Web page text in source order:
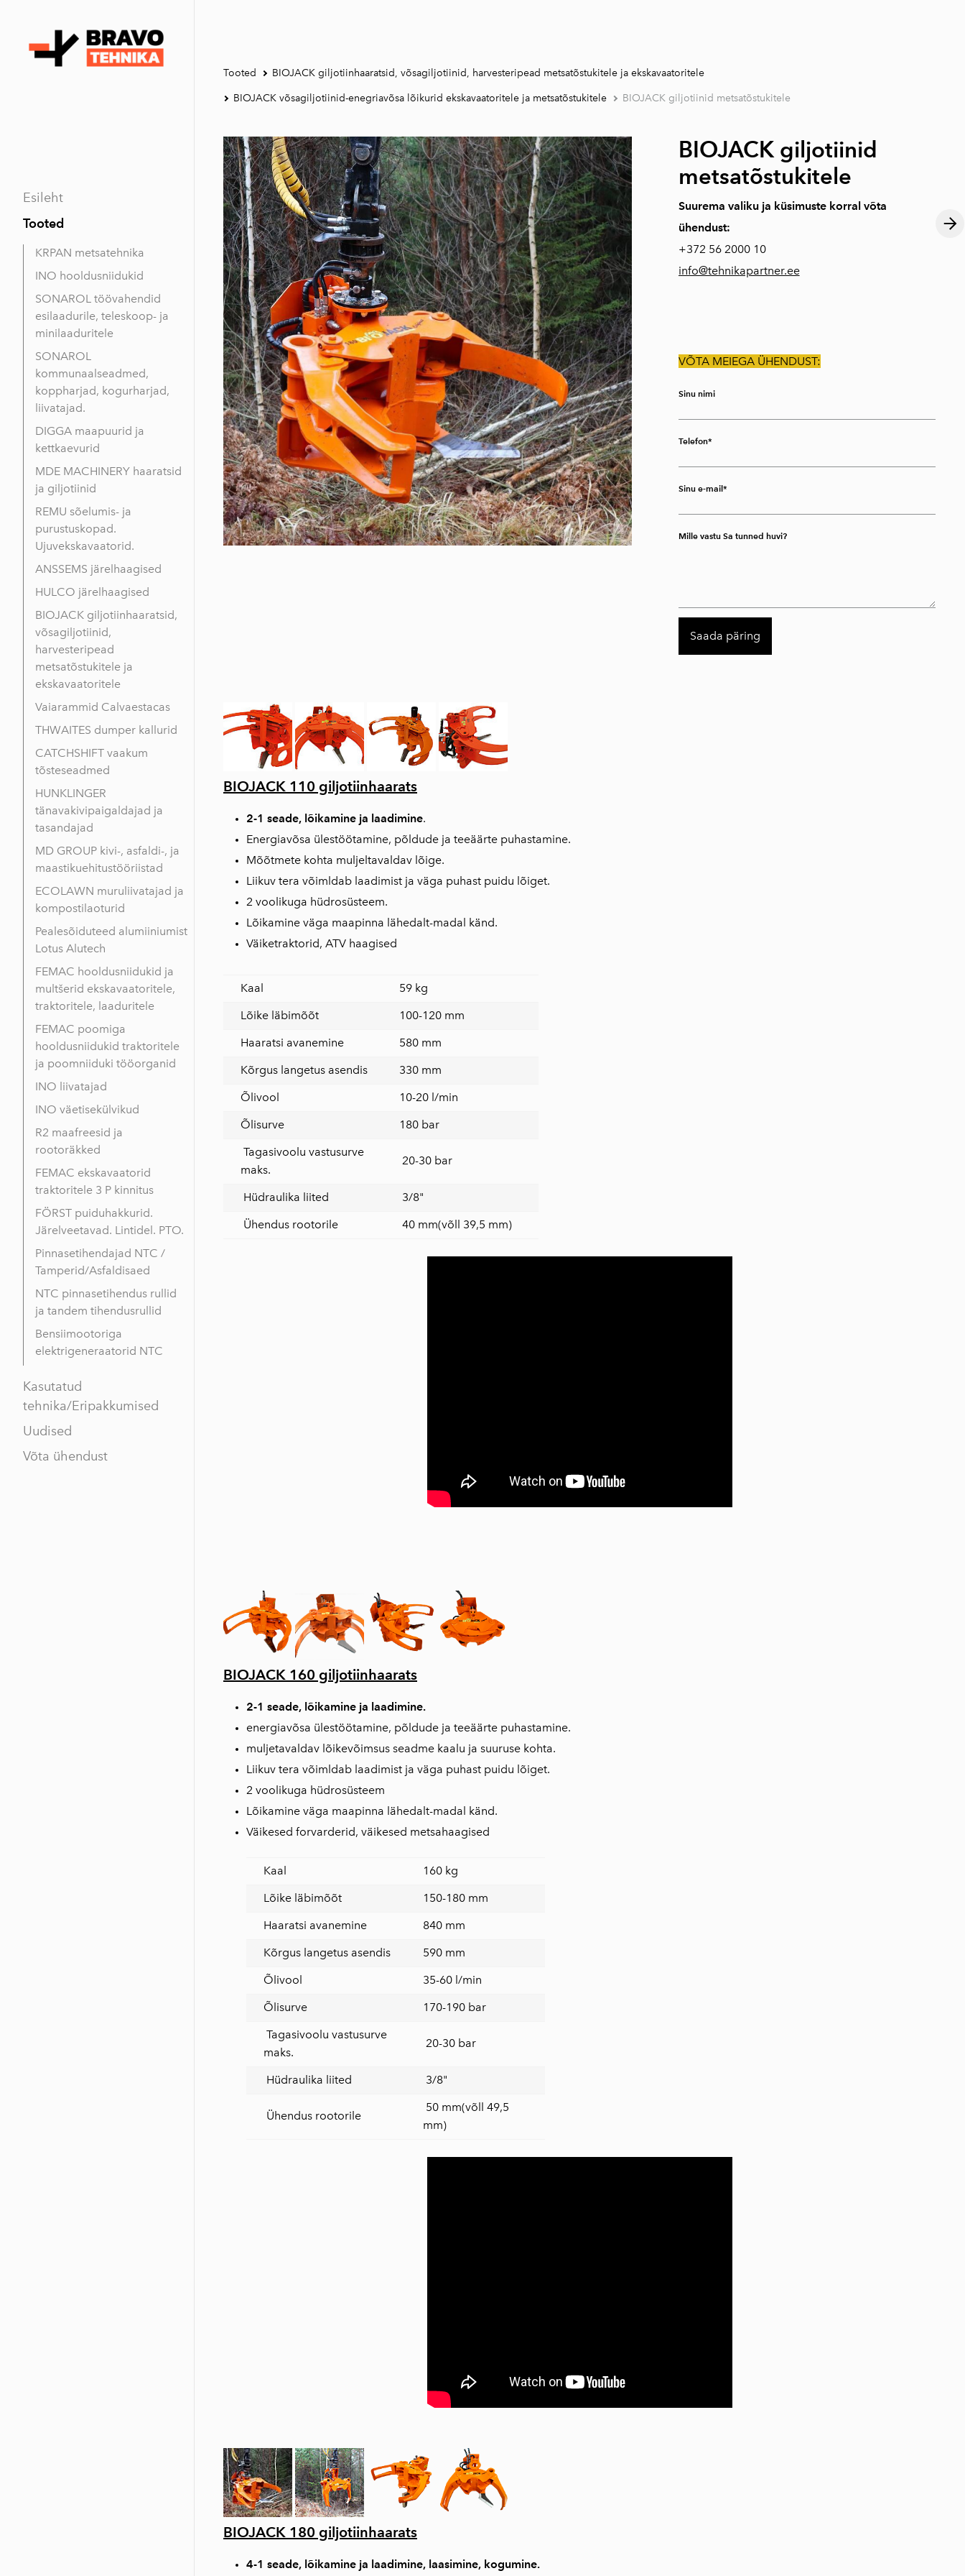
Esileht
Tooted
KRPAN metsatehnika
INO hooldusniidukid
SONAROL töövahendid
esilaadurile, teleskoop- ja
minilaaduritele
SONAROL
kommunaalseadmed,
koppharjad, kogurharjad,
liivatajad.
DIGGA maapuurid ja
kettkaevurid
MDE MACHINERY haaratsid
ja giljotiinid
REMU sõelumis- ja
purustuskopad.
Ujuvekskavaatorid.
ANSSEMS järelhaagised
HULCO järelhaagised
BIOJACK giljotiinhaaratsid,
võsagiljotiinid,
harvesteripead
metsatõstukitele ja
ekskavaatoritele
Vaiarammid Calvaestacas
THWAITES dumper kallurid
CATCHSHIFT vaakum
tõsteseadmed
HUNKLINGER
tänavakivipaigaldajad ja
tasandajad
MD GROUP kivi-, asfaldi-, ja
maastikuehitustööriistad
ECOLAWN muruliivatajad ja
kompostilaoturid
Pealesõiduteed alumiiniumist
Lotus Alutech
FEMAC hooldusniidukid ja
multšerid ekskavaatoritele,
traktoritele, laaduritele
FEMAC poomiga
hooldusniidukid traktoritele
ja poomniiduki tööorganid
INO liivatajad
INO väetisekülvikud
R2 maafreesid ja
rootoräkked
FEMAC ekskavaatorid
traktoritele 3 P kinnitus
FÖRST puiduhakkurid.
Järelveetavad. Lintidel. PTO.
Pinnasetihendajad NTC /
Tamperid/Asfaldisaed
NTC pinnasetihendus rullid
ja tandem tihendusrullid
Bensiimootoriga
elektrigeneraatorid NTC
Kasutatud
tehnika/Eripakkumised
Uudised
Võta ühendust
Tooted BIOJACK giljotiinhaaratsid, võsagiljotiinid, harvesteripead metsatõstukitele ja ekskavaatoritele
BIOJACK võsagiljotiinid-enegriavõsa lõikurid ekskavaatoritele ja metsatõstukitele BIOJACK giljotiinid metsatõstukitele
BIOJACK giljotiinid
metsatõstukitele
Suurema valiku ja küsimuste korral võta
ühendust:
+372 56 2000 10
info@tehnikapartner.ee
VÕTA MEIEGA ÜHENDUST:
Sinu nimi
Telefon
Sinu e-mail
Mille vastu Sa tunned huvi?
BIOJACK 110 giljotiinhaarats
2-1 seade, lõikamine ja laadimine.
Energiavõsa ülestöötamine, põldude ja teeäärte puhastamine.
Mõõtmete kohta muljeltavaldav lõige.
Liikuv tera võimldab laadimist ja väga puhast puidu lõiget.
2 voolikuga hüdrosüsteem.
Lõikamine väga maapinna lähedalt-madal känd.
Väiketraktorid, ATV haagised
Kaal
59 kg
Lõike läbimõõt
100-120 mm
Haaratsi avanemine
580 mm
Kõrgus langetus asendis
330 mm
Õlivool
10-20 l/min
Õlisurve
180 bar
Tagasivoolu vastusurve
maks.
20-30 bar
Hüdraulika liited
3/8"
Ühendus rootorile
40 mm(võll 39,5 mm)
BIOJACK 160 giljotiinhaarats
2-1 seade, lõikamine ja laadimine.
energiavõsa ülestöötamine, põldude ja teeäärte puhastamine.
muljetavaldav lõikevõimsus seadme kaalu ja suuruse kohta.
Liikuv tera võimldab laadimist ja väga puhast puidu lõiget.
2 voolikuga hüdrosüsteem
Lõikamine väga maapinna lähedalt-madal känd.
Väikesed forvarderid, väikesed metsahaagised
Kaal
160 kg
Lõike läbimõõt
150-180 mm
Haaratsi avanemine
840 mm
Kõrgus langetus asendis
590 mm
Õlivool
35-60 l/min
Õlisurve
170-190 bar
Tagasivoolu vastusurve
maks.
20-30 bar
Hüdraulika liited 3/8"
Ühendus rootorile
50 mm(võll 49,5
mm)
BIOJACK 180 giljotiinhaarats
4-1 seade, lõikamine ja laadimine, laasimine, kogumine.